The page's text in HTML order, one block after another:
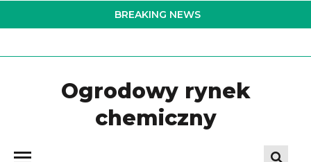
to
BREAKING NEWS
Ogrodowy rynek
chemiczny